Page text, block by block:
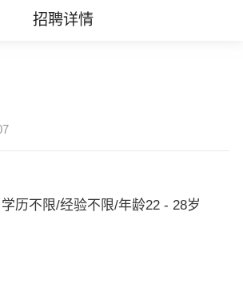
招聘详情
历不限/经验不限/年龄22 - 28岁